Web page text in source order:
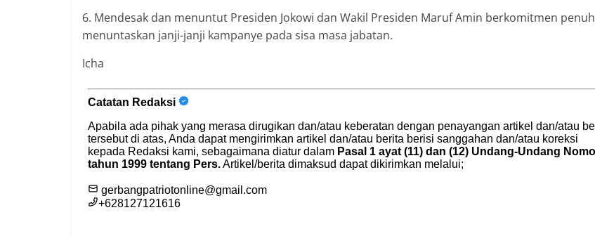
6. Mendesak dan menuntut Presiden Jokowi dan Wakil Presiden Maruf Amin berkomitmen penuh
menuntaskan janji-janji kampanye pada sisa masa jabatan.
Icha